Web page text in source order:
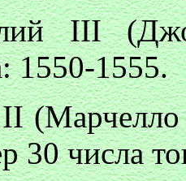
III
1550-1555.
(Марчелло
30 числа